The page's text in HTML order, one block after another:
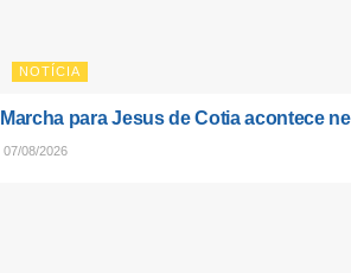
NOTÍCIA
Marcha para Jesus de Cotia acontece
07/08/2026